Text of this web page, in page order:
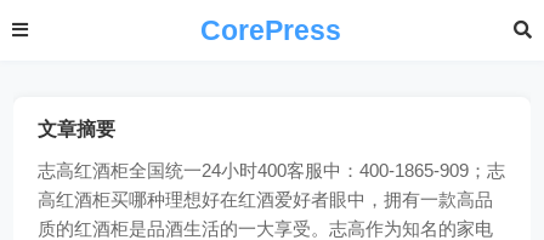
CorePress
文章摘要
志高红酒柜全国统一24小时400客服中：400-1865-909；志
高红酒柜买哪种理想好在红酒爱好者眼中，拥有一款高品
质的红酒柜是品酒生活的一大享受。志高作为知名的家电